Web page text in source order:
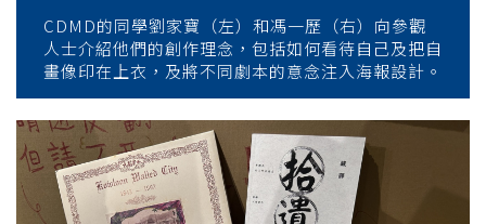
CDMD的同學劉家寶（左）和馮一歷（右）向參觀
人士介紹他們的創作理念，包括如何看待自己及把自
畫像印在上衣，及將不同劇本的意念注入海報設計。